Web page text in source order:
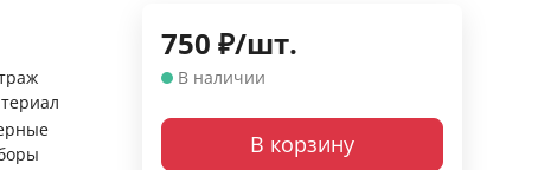
750 ₽/шт.
В наличии
В корзину